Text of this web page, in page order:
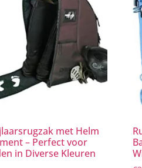
met Helm
– Perfect voor
in Diverse Kleuren